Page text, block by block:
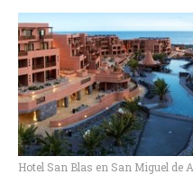
Hotel San Blas en San Miguel de